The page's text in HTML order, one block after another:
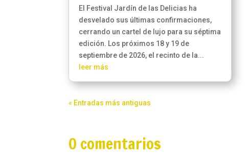
El Festival Jardín de las Delicias ha
desvelado sus últimas confirmaciones,
cerrando un cartel de lujo para su séptima
edición. Los próximos 18 y 19 de
septiembre de 2026, el recinto de la...
leer más
« Entradas más antiguas
0 comentarios